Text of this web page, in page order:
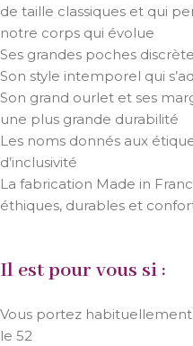
de taille classiques et qui
notre corps qui évolue
Ses grandes poches
Son style intemporel qui
Son grand ourlet et ses
une plus grande durabilité
Les noms donnés aux
d’inclusivité
La fabrication Made in
éthiques, durables et
Il est pour vous si :
Vous portez
le 52